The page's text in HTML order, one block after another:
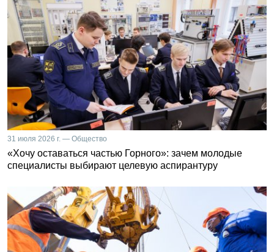
31 июля 2026 г. — Общество
«Хочу оставаться частью Горного»: зачем молодые
специалисты выбирают целевую аспирантуру